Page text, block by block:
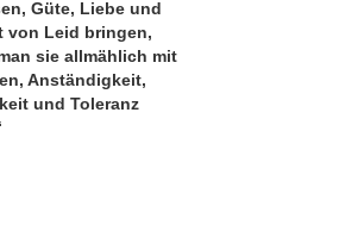
Güte, Liebe und
von Leid bringen,
sie allmählich mit
Anständigkeit,
und Toleranz